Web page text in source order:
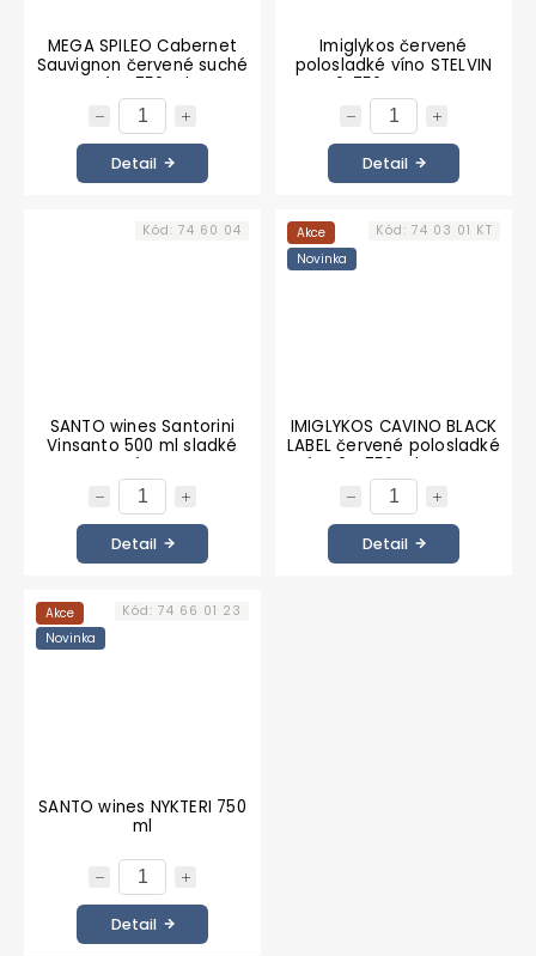
MEGA SPILEO Cabernet
Sauvignon červené suché
víno 750 ml
Detail
Imiglykos červené
polosladké víno STELVIN
6x750 KARTON
Detail
SANTO wines Santorini
Vinsanto 500 ml sladké
víno
Detail
Kód: 74 60 04
Akce
Novinka
IMIGLYKOS CAVINO BLACK
LABEL červené polosladké
víno 6 x 750 ml KARTON
Detail
Kód: 74 03 01 KT
Akce
Novinka
SANTO wines NYKTERI 750
ml
Detail
Kód: 74 66 01 23